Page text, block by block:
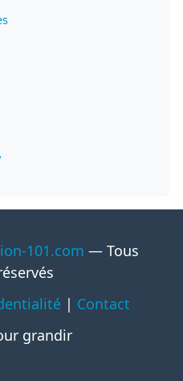
101.com — Tous
| Contact
grandir